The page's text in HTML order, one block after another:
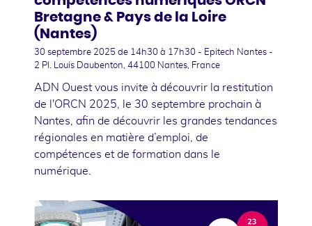
Bretagne & Pays de la Loire
(Nantes)
30 septembre 2025 de 14h30 à 17h30 - Epitech Nantes -
2 Pl. Louis Daubenton, 44100 Nantes, France
ADN Ouest vous invite à découvrir la restitution
de l'ORCN 2025, le 30 septembre prochain à
Nantes, afin de découvrir les grandes tendances
régionales en matière d’emploi, de
compétences et de formation dans le
numérique.